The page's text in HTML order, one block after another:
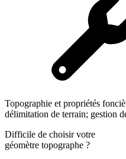
Topographie et propriétés
délimitation de terrain; gestion
Difficile de choisir votre
géomètre topographe ?